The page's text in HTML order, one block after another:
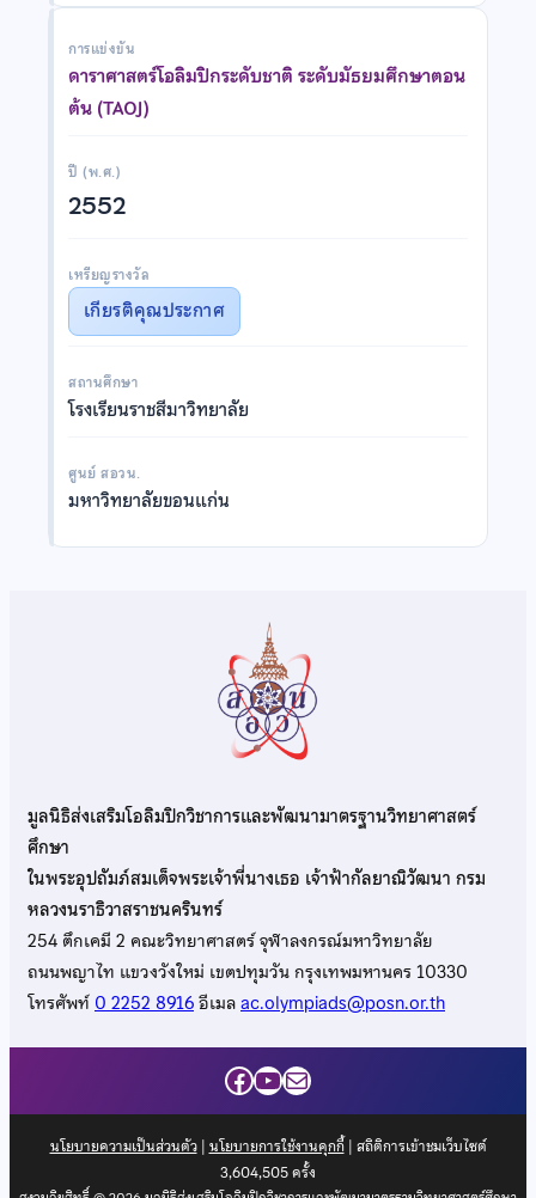
การแข่งขัน
ดาราศาสตร์โอลิมปิกระดับชาติ ระดับมัธยมศึกษาตอน
ต้น (TAOJ)
ปี (พ.ศ.)
2552
เหรียญรางวัล
เกียรติคุณประกาศ
สถานศึกษา
โรงเรียนราชสีมาวิทยาลัย
ศูนย์ สอวน.
มหาวิทยาลัยขอนแก่น
มูลนิธิส่งเสริมโอลิมปิกวิชาการและพัฒนามาตรฐานวิทยาศาสตร์
ศึกษา
ในพระอุปถัมภ์สมเด็จพระเจ้าพี่นางเธอ เจ้าฟ้ากัลยาณิวัฒนา กรม
หลวงนราธิวาสราชนครินทร์
254 ตึกเคมี 2 คณะวิทยาศาสตร์ จุฬาลงกรณ์มหาวิทยาลัย
ถนนพญาไท แขวงวังใหม่ เขตปทุมวัน กรุงเทพมหานคร 10330
โทรศัพท์0 2252 8916อีเมลac.olympiads@posn.or.th
Facebook
YouTube
Mail
นโยบายความเป็นส่วนตัว| นโยบายการใช้งานคุกกี้| สถิติการเข้าชมเว็บไซต์
3,604,505ครั้ง